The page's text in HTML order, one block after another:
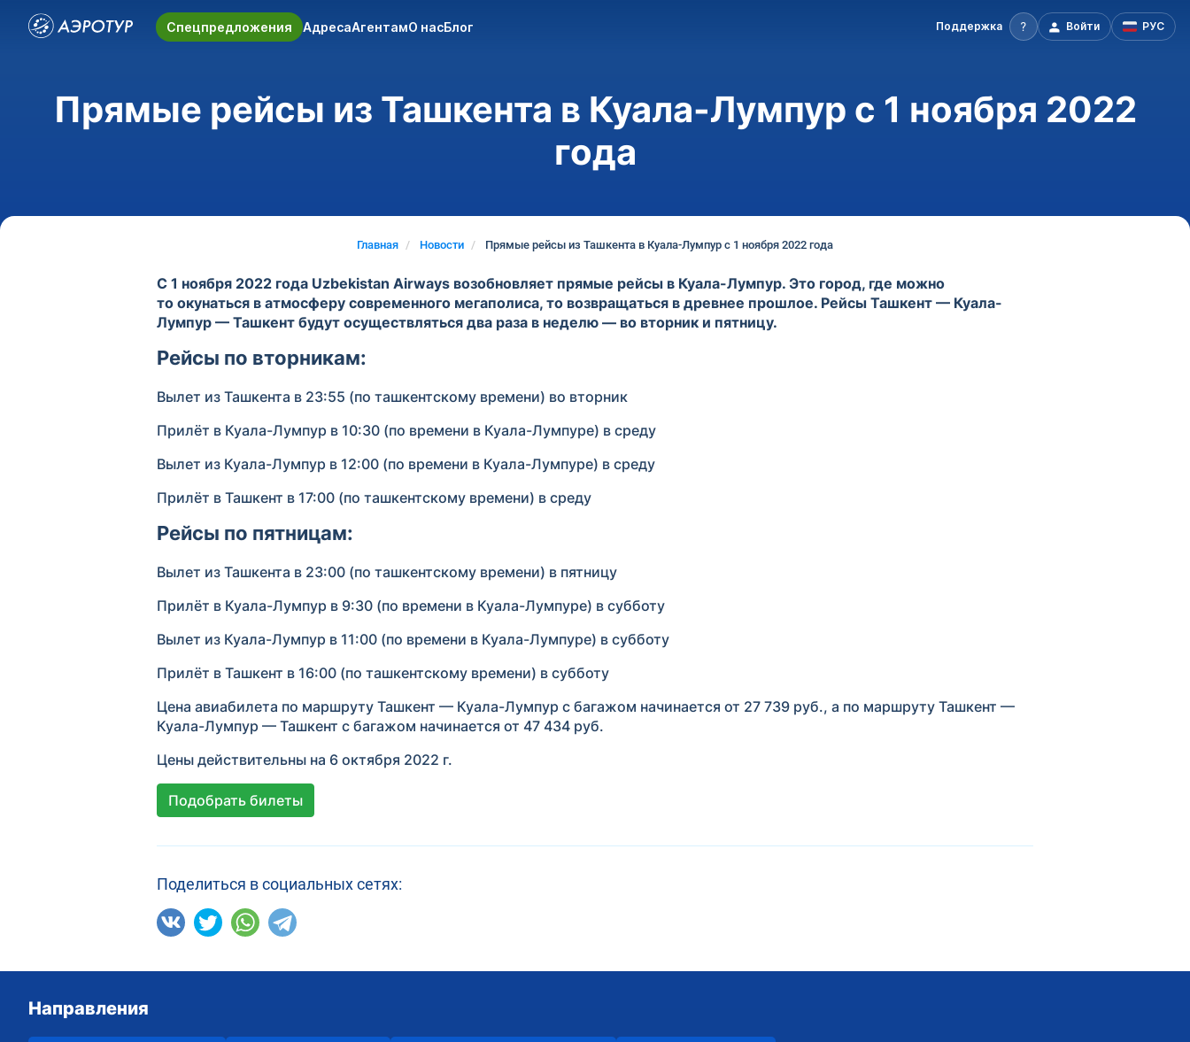
Спецпредложения АдресаАгентамО насБлог Поддержка Войти РУС
Прямые рейсы из Ташкента в Куала-Лумпур с 1 ноября 2022
года
Главная Новости Прямые рейсы из Ташкента в Куала-Лумпур с 1 ноября 2022 года
С 1 ноября 2022 года Uzbekistan Airways возобновляет прямые рейсы в Куала-Лумпур. Это город, где можно
то окунаться в атмосферу современного мегаполиса, то возвращаться в древнее прошлое. Рейсы Ташкент — Куала-
Лумпур — Ташкент будут осуществляться два раза в неделю — во вторник и пятницу.
Рейсы по вторникам:
Вылет из Ташкента в 23:55 (по ташкентскому времени) во вторник
Прилёт в Куала-Лумпур в 10:30 (по времени в Куала-Лумпуре) в среду
Вылет из Куала-Лумпур в 12:00 (по времени в Куала-Лумпуре) в среду
Прилёт в Ташкент в 17:00 (по ташкентскому времени) в среду
Рейсы по пятницам:
Вылет из Ташкента в 23:00 (по ташкентскому времени) в пятницу
Прилёт в Куала-Лумпур в 9:30 (по времени в Куала-Лумпуре) в субботу
Вылет из Куала-Лумпур в 11:00 (по времени в Куала-Лумпуре) в субботу
Прилёт в Ташкент в 16:00 (по ташкентскому времени) в субботу
Цена авиабилета по маршруту Ташкент — Куала-Лумпур с багажом начинается от 27 739 руб., а по маршруту Ташкент —
Куала-Лумпур — Ташкент с багажом начинается от 47 434 руб.
Цены действительны на 6 октября 2022 г.
Подобрать билеты
Поделиться в социальных сетях:
Направления